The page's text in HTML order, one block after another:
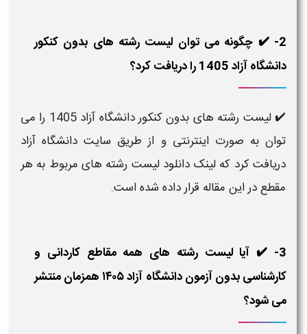
2- ✔️ چگونه می توان لیست رشته های بدون کنکور
دانشگاه آزاد 1405 را دریافت کرد؟
✔️ لیست رشته های بدون کنکور دانشگاه آزاد 1405
را می
توان به صورت اینترنتی و از طریق سایت دانشگاه آزاد
دریافت کرد که لینک دانلود لیست رشته های مربوط به هر
مقطع در این مقاله قرار داده شده است.
3- ✔️ آیا لیست رشته های همه مقاطع کاردانی و
کارشناسی بدون آزمون دانشگاه آزاد ۱۴۰۵ همزمان منتشر
می شود؟